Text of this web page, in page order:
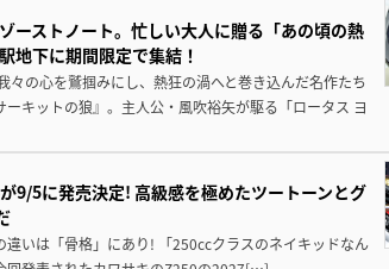
ーストノート。忙しい大人に贈る「あの頃の熱
地下に期間限定で集結！
の心を鷲掴みにし、熱狂の渦へと巻き込んだ名作たち
キットの狼』。主人公・風吹裕矢が駆る「ロータス ヨ
9/5に発売決定! 高級感を極めたツートーンとグ
いは「骨格」にあり! 「250ccクラスのネイキッドなん